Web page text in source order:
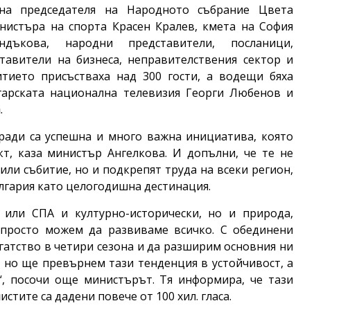
председателя на Народното събрание Цвета
на спорта Красен Кралев, кмета на София
народни представители, посланици,
на бизнеса, неправителствения сектор и
присъстваха над 300 гости, а водещи бяха
национална телевизия Георги Любенов и
са успешна и много важна инициатива, която
каза министър Ангелкова. И допълни, че те не
събитие, но и подкрепят труда на всеки регион,
като целогодишна дестинация.
СПА и културно-исторически, но и природа,
можем да развиваме всичко. С обединени
в четири сезона и да разширим основния ни
ще превърнем тази тенденция в устойчивост, а
посочи още министърът. Тя информира, че тази
са дадени повече от 100 хил. гласа.